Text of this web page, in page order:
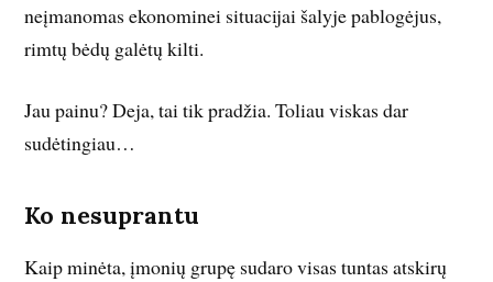
neįmanomas ekonominei situacijai šalyje pablogėjus,
rimtų bėdų galėtų kilti.
Jau painu? Deja, tai tik pradžia. Toliau viskas dar
sudėtingiau…
Ko nesuprantu
Kaip minėta, įmonių grupę sudaro visas tuntas atskirų